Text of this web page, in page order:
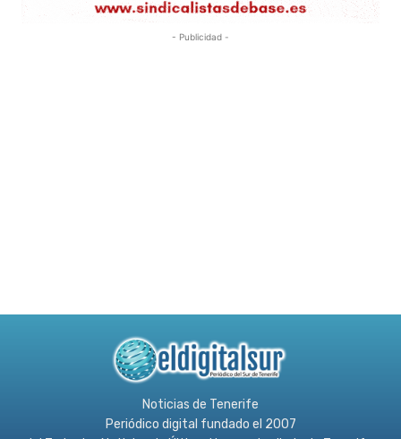
- Publicidad -
Noticias de Tenerife
Periódico digital fundado el 2007